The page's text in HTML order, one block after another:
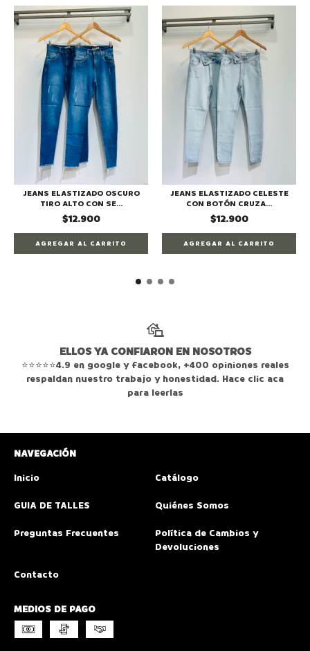
JEANS ELASTIZADO OSCURO
TIRO ALTO CON SE...
$12.900
AGREGAR AL CARRITO
JEANS ELASTIZADO CELESTE
CON BOTÓN CRUZA...
$12.900
AGREGAR AL CARRITO
ELLOS YA CONFIARON EN NOSOTROS
⭐⭐⭐⭐⭐4.9 en google y facebook, +400 opiniones reales
respaldan nuestro trabajo y honestidad. Hace clic aca
para leerlas
NAVEGACIÓN
Inicio
Catálogo
GUIA DE TALLES Quiénes Somos
Preguntas Frecuentes
Política de Cambios y
Devoluciones
Contacto
MEDIOS DE PAGO